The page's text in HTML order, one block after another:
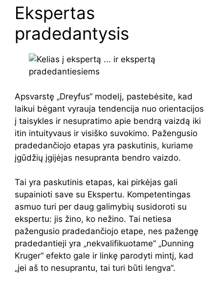
Ekspertas
pradedantysis
Apsvarstę „Dreyfus“ modelį, pastebėsite, kad
laikui bėgant vyrauja tendencija nuo orientacijos
į taisykles ir nesupratimo apie bendrą vaizdą iki
itin intuityvaus ir visiško suvokimo. Pažengusio
pradedančiojo etapas yra paskutinis, kuriame
įgūdžių įgijėjas nesupranta bendro vaizdo.
Tai yra paskutinis etapas, kai pirkėjas gali
supainioti save su Ekspertu. Kompetentingas
asmuo turi per daug galimybių susidoroti su
ekspertu: jis žino, ko nežino. Tai netiesa
pažengusio pradedančiojo etape, nes pažengę
pradedantieji yra „nekvalifikuotame“ „Dunning
Kruger“ efekto gale ir linkę parodyti mintį, kad
„jei aš to nesuprantu, tai turi būti lengva“.